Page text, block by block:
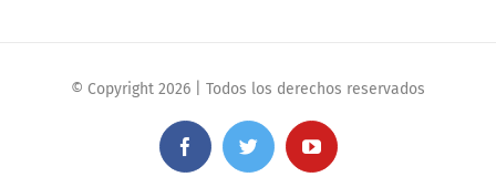
© Copyright 2026 | Todos los derechos reservados
FacebookTwitter YouTube